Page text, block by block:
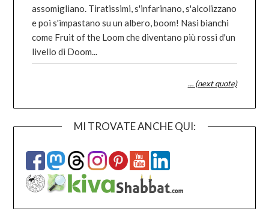
assomigliano. Tiratissimi, s'infarinano, s'alcolizzano
e poi s'impastano su un albero, boom! Nasi bianchi
come Fruit of the Loom che diventano più rossi d'un
livello di Doom...
… (next quote)
MI TROVATE ANCHE QUI: